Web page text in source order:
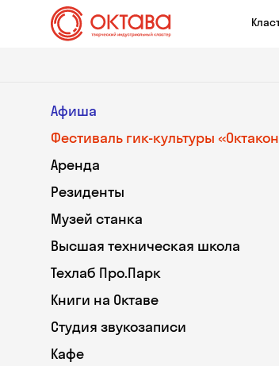
Афиша
Фестиваль гик-культуры
Аренда
Резиденты
Музей станка
Высшая техническая школа
Техлаб Про.Парк
Книги на Октаве
Студия звукозаписи
Кафе